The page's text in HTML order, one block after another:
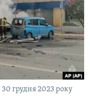
30 грудня 2023 року